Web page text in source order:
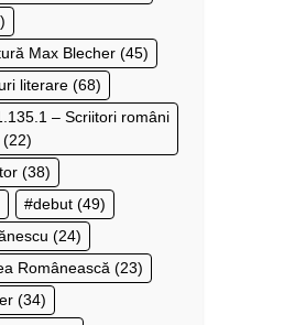
Max Blecher (45)
literare (68)
– Scriitori români
(22)
(38)
debut (49)
(24)
Românească (23)
(34)